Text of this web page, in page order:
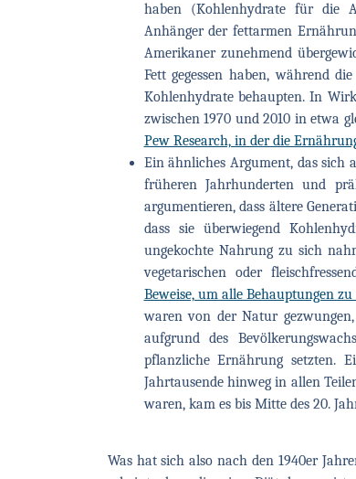
haben (Kohlenhydrate für die
Anhänger der fettarmen
Amerikaner zunehmend
Fett gegessen haben, während
Kohlenhydrate behaupten. In
zwischen 1970 und 2010 in etwa
Pew Research, in der die
Ein ähnliches Argument, das sich
früheren Jahrhunderten und
argumentieren, dass ältere
dass sie überwiegend
ungekochte Nahrung zu sich
vegetarischen oder
Beweise, um alle Behauptungen
waren von der Natur
aufgrund des
pflanzliche Ernährung setzten.
Jahrtausende hinweg in allen
waren, kam es bis Mitte des 20.
Was hat sich also nach den 1940er